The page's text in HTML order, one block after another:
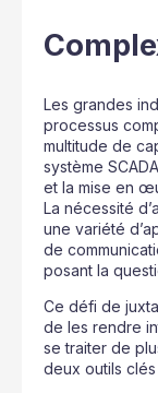
Les grandes
processus
multitude de
système
et la mise en
La nécessité
une variété
de
posant la
Ce défi de
de les rendre
se traiter de
deux outils